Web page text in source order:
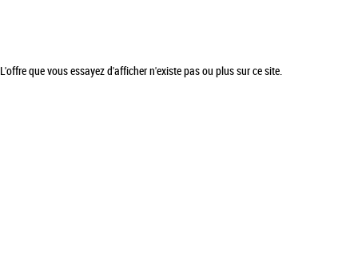
L'offre que vous essayez d'afficher n'existe pas ou plus sur ce site.